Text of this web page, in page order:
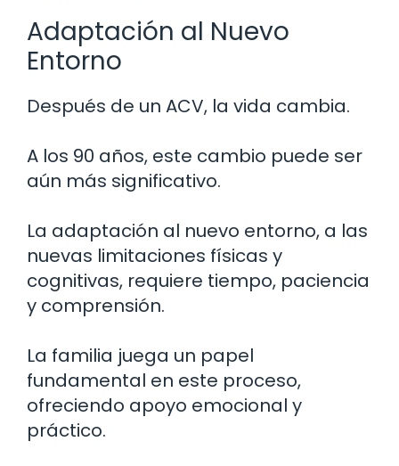
Adaptación al Nuevo
Entorno
Después de un ACV, la vida cambia.
A los 90 años, este cambio puede ser
aún más significativo.
La adaptación al nuevo entorno, a las
nuevas limitaciones físicas y
cognitivas, requiere tiempo, paciencia
y comprensión.
La familia juega un papel
fundamental en este proceso,
ofreciendo apoyo emocional y
práctico.